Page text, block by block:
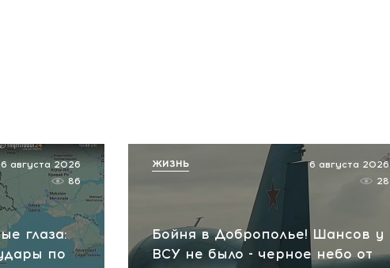
глаза:
по
6 августа 2026
86
Бойня в Доброполье! Шансов у
ВСУ не было - черное небо от
6 августа 2026
28
ЖИЗНЬ